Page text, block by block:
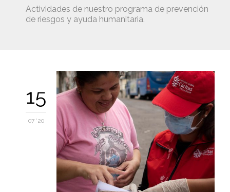
Actividades de nuestro programa de prevención
de riesgos y ayuda humanitaria.
15
07 '20